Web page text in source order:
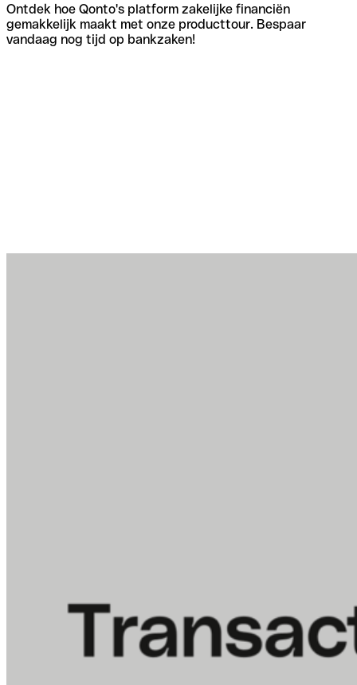
Ontdek hoe Qonto's platform zakelijke financiën
gemakkelijk maakt met onze producttour. Bespaar
vandaag nog tijd op bankzaken!